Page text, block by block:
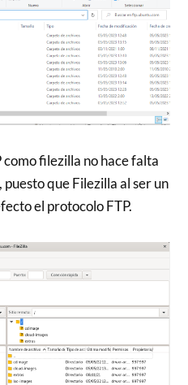
filezilla no hace falta
que Filezilla al ser un
el protocolo FTP.